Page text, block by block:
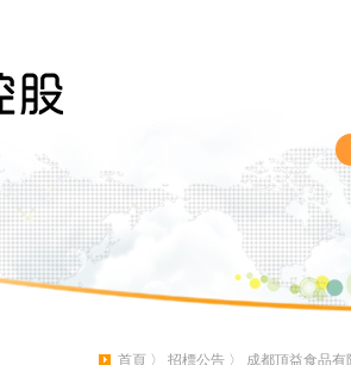
首頁 〉 招標公告 〉 成都頂益食品